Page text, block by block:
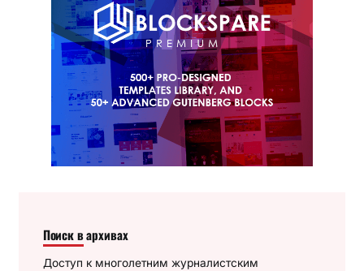
Поиск в архивах
Доступ к многолетним журналистским